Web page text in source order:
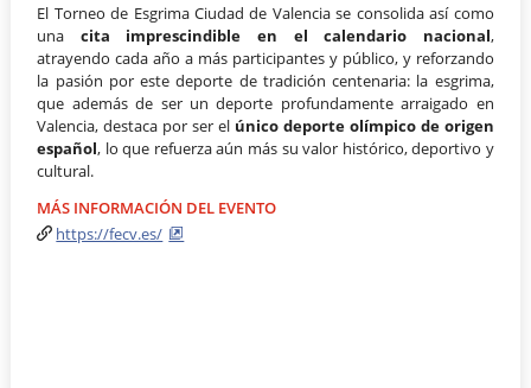
El Torneo de Esgrima Ciudad de Valencia se consolida así como
una cita imprescindible en el calendario nacional,
atrayendo cada año a más participantes y público, y reforzando
la pasión por este deporte de tradición centenaria: la esgrima,
que además de ser un deporte profundamente arraigado en
Valencia, destaca por ser el único deporte olímpico de origen
español, lo que refuerza aún más su valor histórico, deportivo y
cultural.
MÁS INFORMACIÓN DEL EVENTO
https://fecv.es/